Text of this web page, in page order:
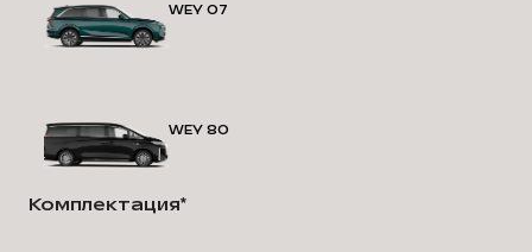
WEY 07
WEY 80
Комплектация*